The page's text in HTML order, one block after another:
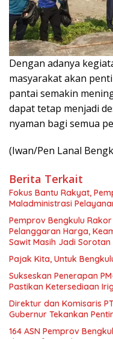
Dengan adanya
masyarakat akan
pantai semakin
dapat tetap menjadi
nyaman bagi semua
(Iwan/Pen Lanal
Berita Terkait
Fokus Bantu Rakyat,
Maladministrasi
Pemprov Bengkulu
Pelanggaran Harga,
Sawit Masih Jadi Sorotan
Pajak Kita, Untuk
Sukseskan Penerapan
Pastikan Ketersediaan
Direktur dan Komisaris
Gubernur Tekankan
164 ASN Pemprov